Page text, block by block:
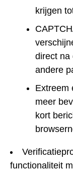
krijgen
direct na
andere
Extreem
meer
kort
functionaliteit